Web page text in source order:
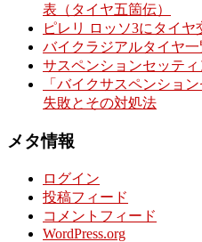
表（タイヤ五箇伝）
ピレリ ロッソ3にタイ
バイクラジアルタイヤ
サスペンションセッテ
「バイクサスペンショ
失敗とその対処法
メタ情報
ログイン
投稿フィード
コメントフィード
WordPress.org